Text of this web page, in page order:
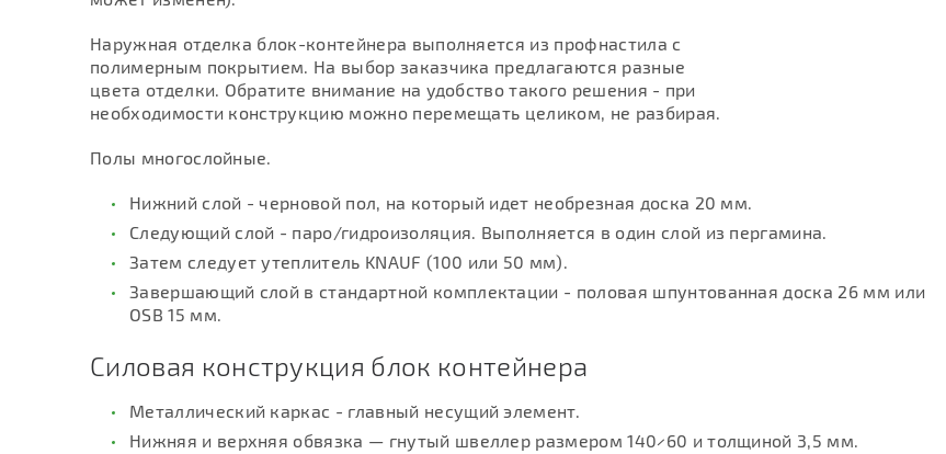
Наружная отделка блок-контейнера выполняется из профнастила с
полимерным покрытием. На выбор заказчика предлагаются разные
цвета отделки. Обратите внимание на удобство такого решения - при
необходимости конструкцию можно перемещать целиком, не разбирая.
Полы многослойные.
Нижний слой - черновой пол, на который идет необрезная доска 20 мм.
Следующий слой - паро/гидроизоляция. Выполняется в один слой из пергамина.
Затем следует утеплитель KNAUF (100 или 50 мм).
Завершающий слой в стандартной комплектации - половая шпунтованная доска 26 мм или
OSB 15 мм.
Силовая конструкция блок контейнера
Металлический каркас - главный несущий элемент.
Нижняя и верхняя обвязка — гнутый швеллер размером 140×60 и толщиной 3,5 мм.